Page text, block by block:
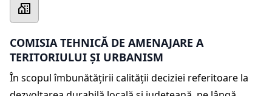
COMISIA TEHNICĂ DE AMENAJARE A
TERITORIULUI ȘI URBANISM
În scopul îmbunătăţirii calităţii deciziei referitoare la